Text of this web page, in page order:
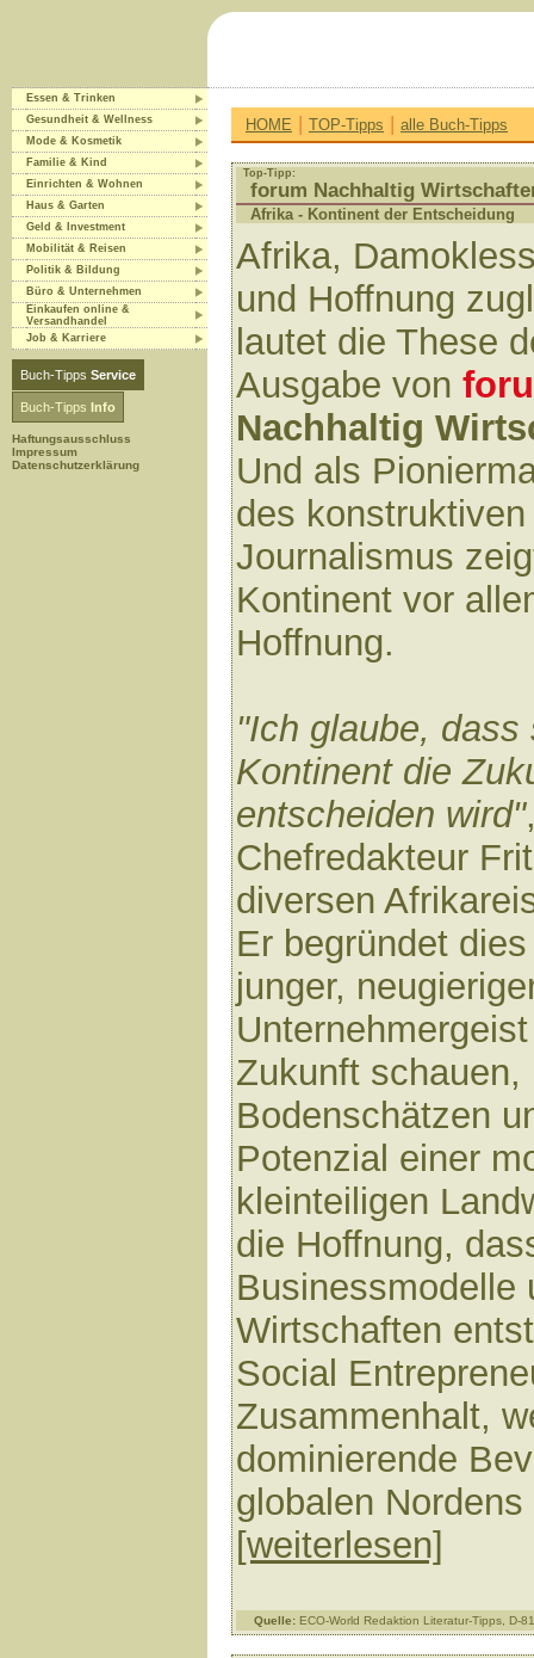
Essen & Trinken
Gesundheit & Wellness
Mode & Kosmetik
Familie & Kind
Einrichten & Wohnen
Haus & Garten
Geld & Investment
Mobilität & Reisen
Politik & Bildung
Büro & Unternehmen
Einkaufen online &
Versandhandel
Job & Karriere
Buch-Tipps Service
Buch-Tipps Info
Haftungsausschluss
Impressum
Datenschutzerklärung
HOME | TOP-Tipps | alle Buch-Tipps
Top-Tipp:
forum Nachhaltig
Afrika - Kontinent der Entscheidung
Afrika,
und Hoffnung
lautet die These
Ausgabe von
Nachhaltig
Und als
des konstruktiven
Journalismus
Kontinent vor
Hoffnung.
"Ich glaube,
Kontinent die
entscheiden wird"
Chefredakteur
diversen
Er begründet
junger,
Zukunft
Bodenschätzen
Potenzial einer
kleinteiligen
die Hoffnung,
Businessmodelle
Wirtschaften
Social
Zusammenhalt,
dominierende
globalen
[weiterlesen]
Quelle: ECO-World Redaktion Literatur-Tipps, D-